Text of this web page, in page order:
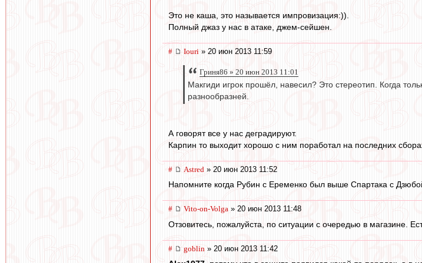
Это не каша, это называется импровизация:)).
Полный джаз у нас в атаке, джем-сейшен.
# Iouri » 20 июн 2013 11:59
Гриня86 » 20 июн 2013 11:01
Макгиди игрок прошёл, навесил? Это стереотип. Когда
разнообразней.
А говорят все у нас деградируют.
Карпин то выходит хорошо с ним поработал на последних
# Astred » 20 июн 2013 11:52
Напомните когда Рубин с Еременко был выше Спартака с
# Vito-on-Volga » 20 июн 2013 11:48
Отзовитесь, пожалуйста, по ситуации с очередью в магазине.
# goblin » 20 июн 2013 11:42